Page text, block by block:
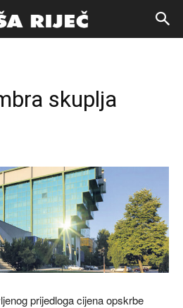
skuplja
prijedloga cijena opskrbe